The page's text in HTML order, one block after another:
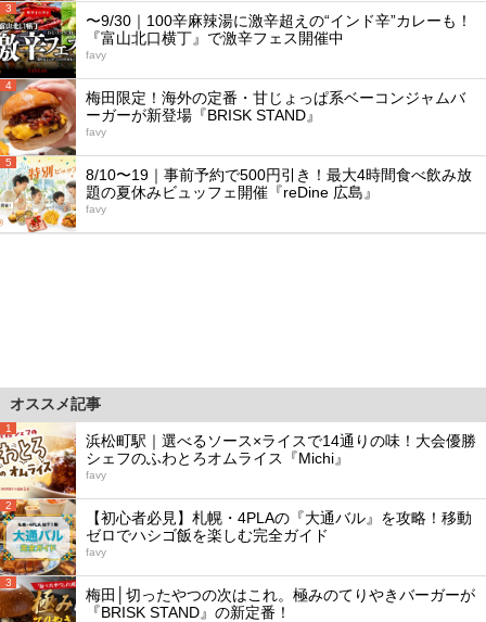
3
〜9/30｜100辛麻辣湯に激辛超えの“インド辛”カレーも！
『富山北口横丁』で激辛フェス開催中
favy
4
梅田限定！海外の定番・甘じょっぱ系ベーコンジャムバ
ーガーが新登場『BRISK STAND』
favy
5
8/10〜19｜事前予約で500円引き！最大4時間食べ飲み放
題の夏休みビュッフェ開催『reDine 広島』
favy
オススメ記事
1
浜松町駅｜選べるソース×ライスで14通りの味！大会優勝
シェフのふわとろオムライス『Michi』
favy
2
【初心者必見】札幌・4PLAの『大通バル』を攻略！移動
ゼロでハシゴ飯を楽しむ完全ガイド
favy
3
梅田│切ったやつの次はこれ。極みのてりやきバーガーが
『BRISK STAND』の新定番！